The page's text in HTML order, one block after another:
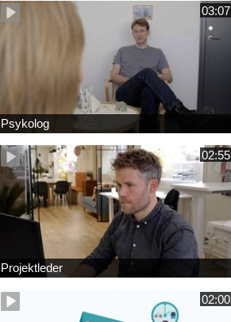
03:07
Psykolog
02:55
Projektleder
02:00